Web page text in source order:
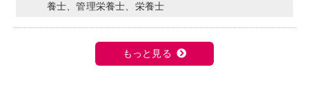
養士、管理栄養士、栄養士
もっと見る